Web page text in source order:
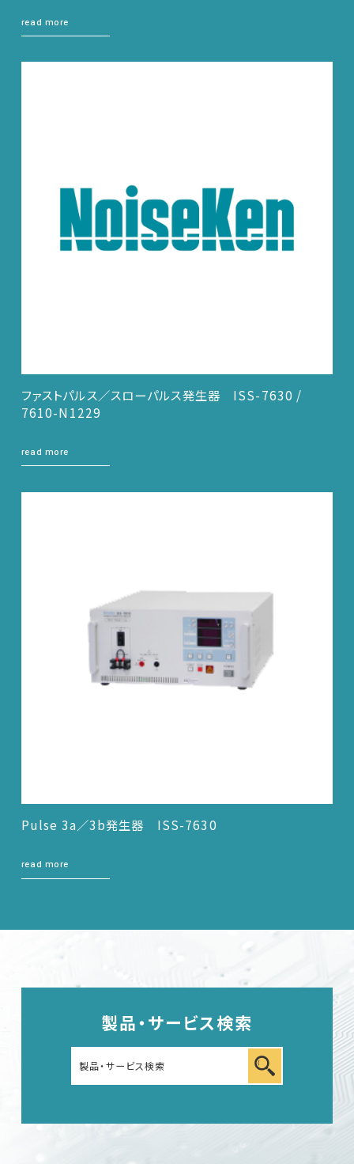
read more
ファストパルス／スローパルス発生器 ISS-7630 /
7610-N1229
read more
Pulse 3a／3b発生器 ISS-7630
read more
製品・サービス検索